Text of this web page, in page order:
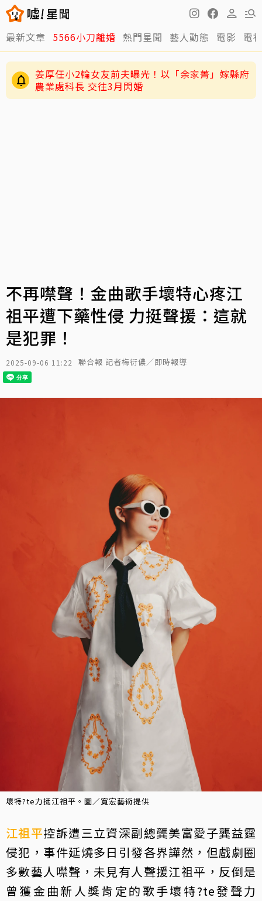
最新文章 5566小刀離婚 熱門星聞 藝人動態 電影 電
姜厚任小2輪女友前夫曝光！以「余家菁」嫁縣府
農業處科長 交往3月閃婚
不再噤聲！金曲歌手壞特心疼江
祖平遭下藥性侵 力挺聲援：這就
是犯罪！
2025-09-06 11:22 聯合報 記者梅衍儂／即時報導
壞特?te力挺江祖平。圖／寬宏藝術提供
江祖平控訴遭三立資深副總龔美富愛子龔益霆
侵犯，事件延燒多日引發各界譁然，但戲劇圈
多數藝人噤聲，未見有人聲援江祖平，反倒是
曾獲金曲新人獎肯定的歌手壞特?te發聲力